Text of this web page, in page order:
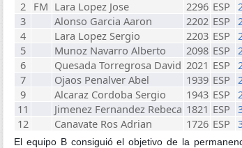
2
FM Lara Lopez Jose 2296 ESP
3
Alonso Garcia Aaron 2202 ESP
4
Lara Lopez Sergio 2203 ESP
5
Munoz Navarro Alberto 2098 ESP
6
Quesada Torregrosa David 2021 ESP
7
Ojaos Penalver Abel 1939 ESP
9
Alcaraz Cordoba Sergio 1943 ESP
11
Jimenez Fernandez Rebeca 1821 ESP
12
Canavate Ros Adrian 1726 ESP
El equipo B consiguió el objetivo de la